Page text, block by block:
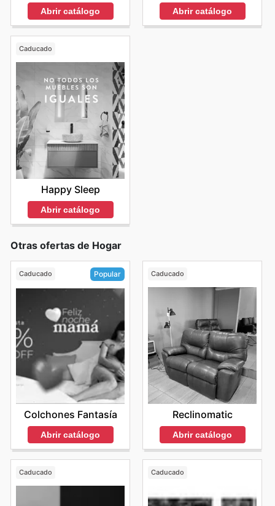
Abrir catálogo Abrir catálogo
Caducado
Happy Sleep
Abrir catálogo
Otras ofertas de Hogar
Caducado Popular
Colchones Fantasía
Abrir catálogo
Caducado
Reclinomatic
Abrir catálogo
Caducado Caducado